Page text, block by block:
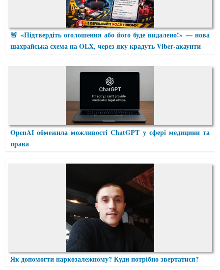
🚨 «Підтвердіть оголошення або його буде видалено!» — нова
шахрайська схема на OLX, через яку крадуть Viber-акаунти
OpenAI обмежила можливості ChatGPT у сфері медицини та
права
Як допомогти наркозалежному? Куди потрібно звертатися?